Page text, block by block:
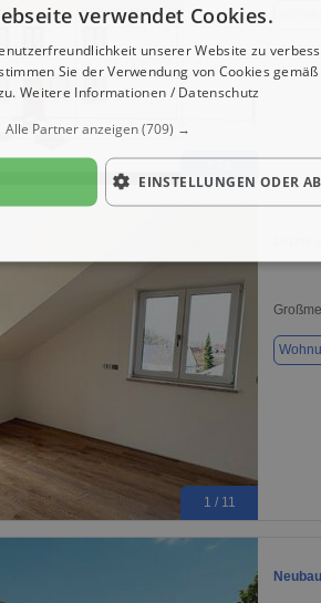
1 / 11
verwendet Cookies.
unserer Website zu
Sie der Verwendung von Cookies
Weitere Informationen / Datenschutz
Alle Partner anzeigen(709) →
EINSTELLUNGEN ODER